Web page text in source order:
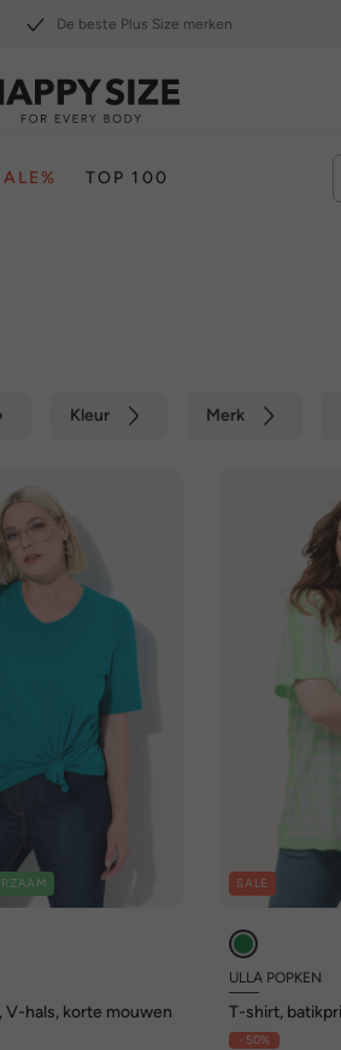
De beste Plus Size merken
TOP 100
Kleur Merk
V-hals, korte mouwen
SALE
ULLA POPKEN
T-shirt,
korte mouwen
- 50%